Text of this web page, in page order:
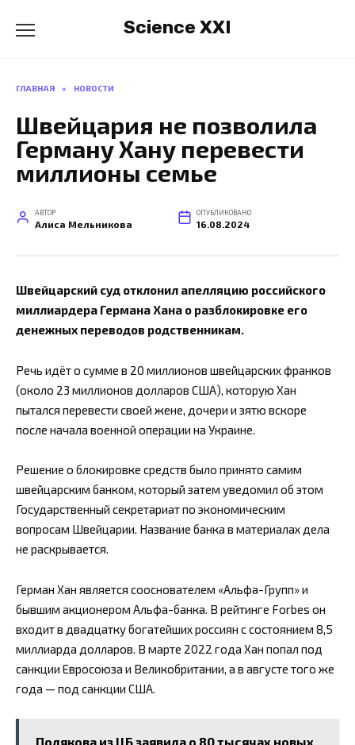
содержанию
Science XXI
ГЛАВНАЯ » НОВОСТИ
Швейцария не позволила
Герману Хану перевести
миллионы семье
АВТОР
Алиса Мельникова
ОПУБЛИКОВАНО
16.08.2024
Швейцарский суд отклонил апелляцию российского
миллиардера Германа Хана о разблокировке его
денежных переводов родственникам.
Речь идёт о сумме в 20 миллионов швейцарских франков
(около 23 миллионов долларов США), которую Хан
пытался перевести своей жене, дочери и зятю вскоре
после начала военной операции на Украине.
Решение о блокировке средств было принято самим
швейцарским банком, который затем уведомил об этом
Государственный секретариат по экономическим
вопросам Швейцарии. Название банка в материалах дела
не раскрывается.
Герман Хан является сооснователем «Альфа-Групп» и
бывшим акционером Альфа-банка. В рейтинге Forbes он
входит в двадцатку богатейших россиян с состоянием 8,5
миллиарда долларов. В марте 2022 года Хан попал под
санкции Евросоюза и Великобритании, а в августе того же
года — под санкции США.
Полякова из ЦБ заявила о 80 тысячах новых